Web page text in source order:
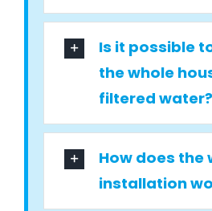
Is it possible
the whole
filtered water?
How does
installation